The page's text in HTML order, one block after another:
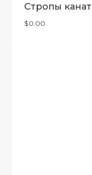
Стропы
$0.00